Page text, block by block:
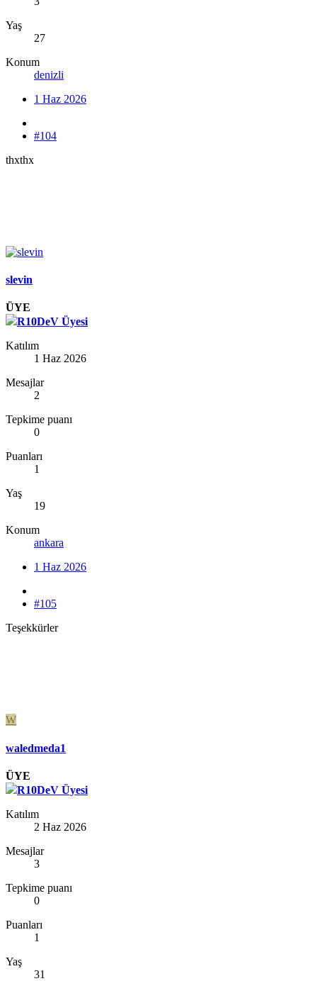
Yaş
27
Konum
denizli
1 Haz 2026
#104
thxthx
slevin
ÜYE
R10DeV Üyesi
Katılım
1 Haz 2026
Mesajlar
2
Tepkime puanı
0
Puanları
1
Yaş
19
Konum
ankara
1 Haz 2026
#105
Teşekkürler
W
waledmeda1
ÜYE
R10DeV Üyesi
Katılım
2 Haz 2026
Mesajlar
3
Tepkime puanı
0
Puanları
1
Yaş
31